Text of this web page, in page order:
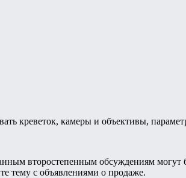
креветок, камеры и объективы,
второстепенным обсуждениям могут
тему с объявлениями о продаже.